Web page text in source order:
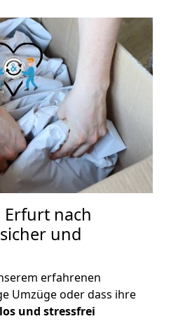
Erfurt nach
sicher und
erfahrenen
Umzüge oder dass ihre
und stressfrei